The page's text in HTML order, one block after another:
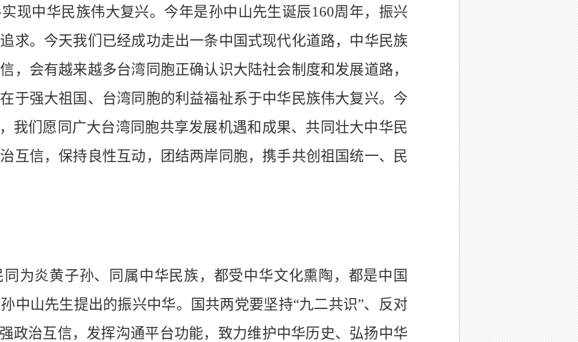
现中华民族伟大复兴。今年是孙中山先生诞辰160周年，振兴
求。今天我们已经成功走出一条中国式现代化道路，中华民族
，会有越来越多台湾同胞正确认识大陆社会制度和发展道路，
于强大祖国、台湾同胞的利益福祉系于中华民族伟大复兴。今
我们愿同广大台湾同胞共享发展机遇和成果、共同壮大中华民
互信，保持良性互动，团结两岸同胞，携手共创祖国统一、民
为炎黄子孙、同属中华民族，都受中华文化熏陶，都是中国
中山先生提出的振兴中华。国共两党要坚持“九二共识”、反对
政治互信，发挥沟通平台功能，致力维护中华历史、弘扬中华